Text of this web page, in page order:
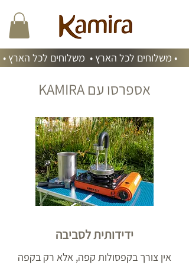
• משלוחים לכל הארץ • משלוחים לכל הארץ •
KAMIRA אספרסו עם
ידידותית לסביבה
אין צורך בקפסולות קפה, אלא רק בקפה